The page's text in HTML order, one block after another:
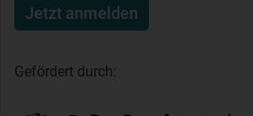
Jetzt anmelden
Gefördert durch: